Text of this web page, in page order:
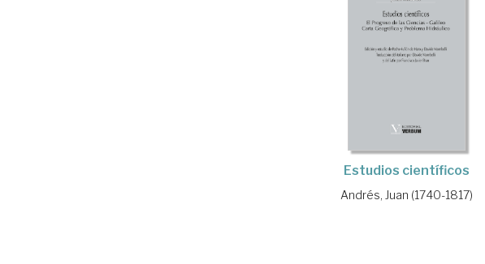
Estudios científicos
Andrés, Juan (1740-1817)